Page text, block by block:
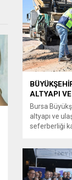
re’sen
hakkındaki
giderek
ardından
Programdaki
ALTYAPI
Bursa
altyapı ve
seferberliği
Büyükşehir
Müdürlüğü ve